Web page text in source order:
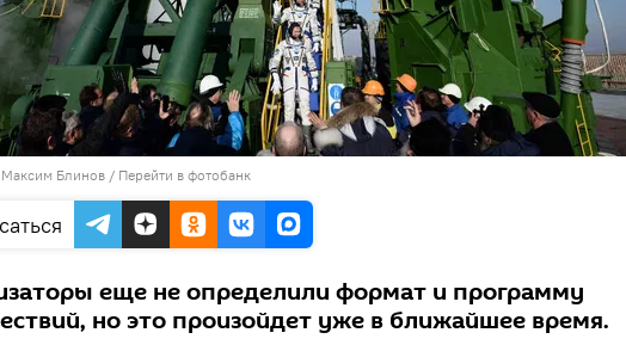
Блинов / Перейти в фотобанк
еще не определили формат и программу
но это произойдет уже в ближайшее время.